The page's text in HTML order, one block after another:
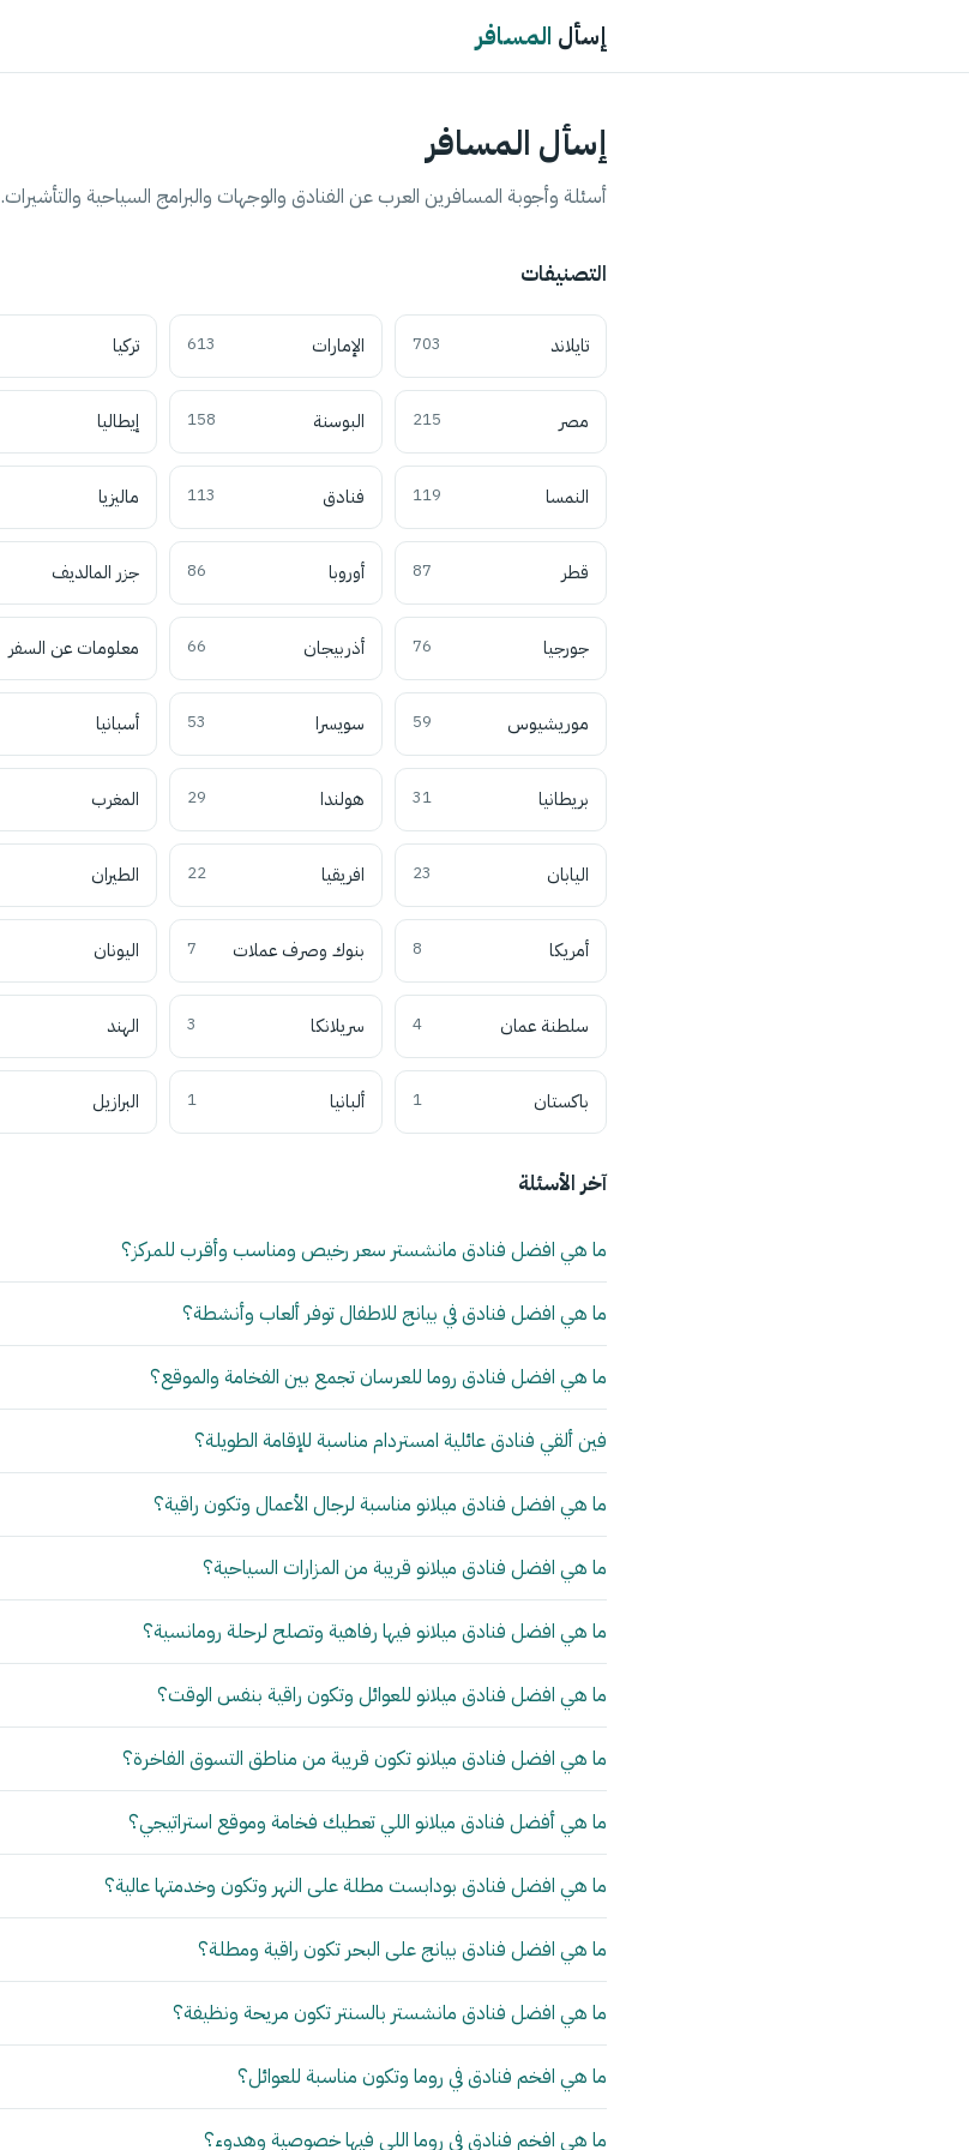
إسأل المسافر
إسأل المسافر
أسئلة وأجوبة المسافرين العرب عن الفنادق والوجهات والبرامج السياحية والتأشيرات.
التصنيفات
تايلاند 703 الإمارات 613 تركيا
مصر 215 البوسنة 158 إيطاليا
النمسا 119 فنادق 113 ماليزيا
قطر 87 أوروبا 86 جزر المالديف
جورجيا 76 أذربيجان 66 معلومات عن السفر
موريشيوس 59 سويسرا 53 أسبانيا
بريطانيا 31 هولندا 29 المغرب
اليابان 23 افريقيا 22 الطيران
أمريكا 8 بنوك وصرف عملات 7 اليونان
سلطنة عمان 4 سريلانكا 3 الهند
باكستان 1 ألبانيا 1 البرازيل
آخر الأسئلة
ما هي افضل فنادق مانشستر سعر رخيص ومناسب وأقرب للمركز؟
ما هي افضل فنادق في بيانج للاطفال توفر ألعاب وأنشطة؟
ما هي افضل فنادق روما للعرسان تجمع بين الفخامة والموقع؟
فين ألقي فنادق عائلية امستردام مناسبة للإقامة الطويلة؟
ما هي افضل فنادق ميلانو مناسبة لرجال الأعمال وتكون راقية؟
ما هي افضل فنادق ميلانو قريبة من المزارات السياحية؟
ما هي افضل فنادق ميلانو فيها رفاهية وتصلح لرحلة رومانسية؟
ما هي افضل فنادق ميلانو للعوائل وتكون راقية بنفس الوقت؟
ما هي افضل فنادق ميلانو تكون قريبة من مناطق التسوق الفاخرة؟
ما هي أفضل فنادق ميلانو اللي تعطيك فخامة وموقع استراتيجي؟
ما هي افضل فنادق بودابست مطلة على النهر وتكون وخدمتها عالية؟
ما هي افضل فنادق بيانج على البحر تكون راقية ومطلة؟
ما هي افضل فنادق مانشستر بالسنتر تكون مريحة ونظيفة؟
ما هي افخم فنادق في روما وتكون مناسبة للعوائل؟
ما هي افخم فنادق في روما اللي فيها خصوصية وهدوء؟